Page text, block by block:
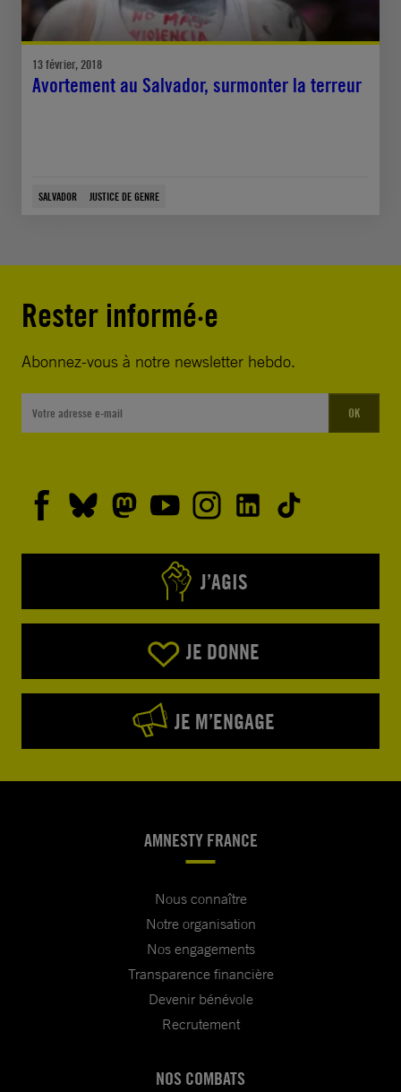
13 février, 2018
Avortement au Salvador, surmonter la terreur
SALVADOR JUSTICE DE GENRE
Rester informé·e
Abonnez-vous à notre newsletter hebdo.
OK
J’AGIS
JE DONNE
JE M’ENGAGE
AMNESTY FRANCE
Nous connaître
Notre organisation
Nos engagements
Transparence financière
Devenir bénévole
Recrutement
NOS COMBATS